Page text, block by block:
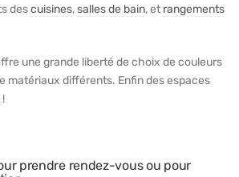
descuisines,salles de bain, et rangements
une grande liberté de choix de couleurs
matériaux différents. Enfin des espaces
prendre rendez-vous ou pour